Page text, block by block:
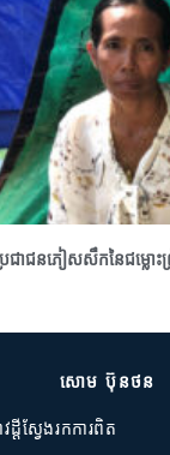
ជាជនភៀសសឹកនៃជម្លោះព្
សោម ប៊ុនថន
តីស្វែងរកការពិត